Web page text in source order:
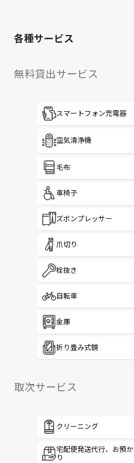
各種サービス
無料貸出サービス
スマートフォン充電器
空気清浄機
毛布
車椅子
ズボンプレッサー
爪切り
栓抜き
自転車
金庫
折り畳み式鏡
取次サービス
クリーニング
宅配便発送代行、お預か
り